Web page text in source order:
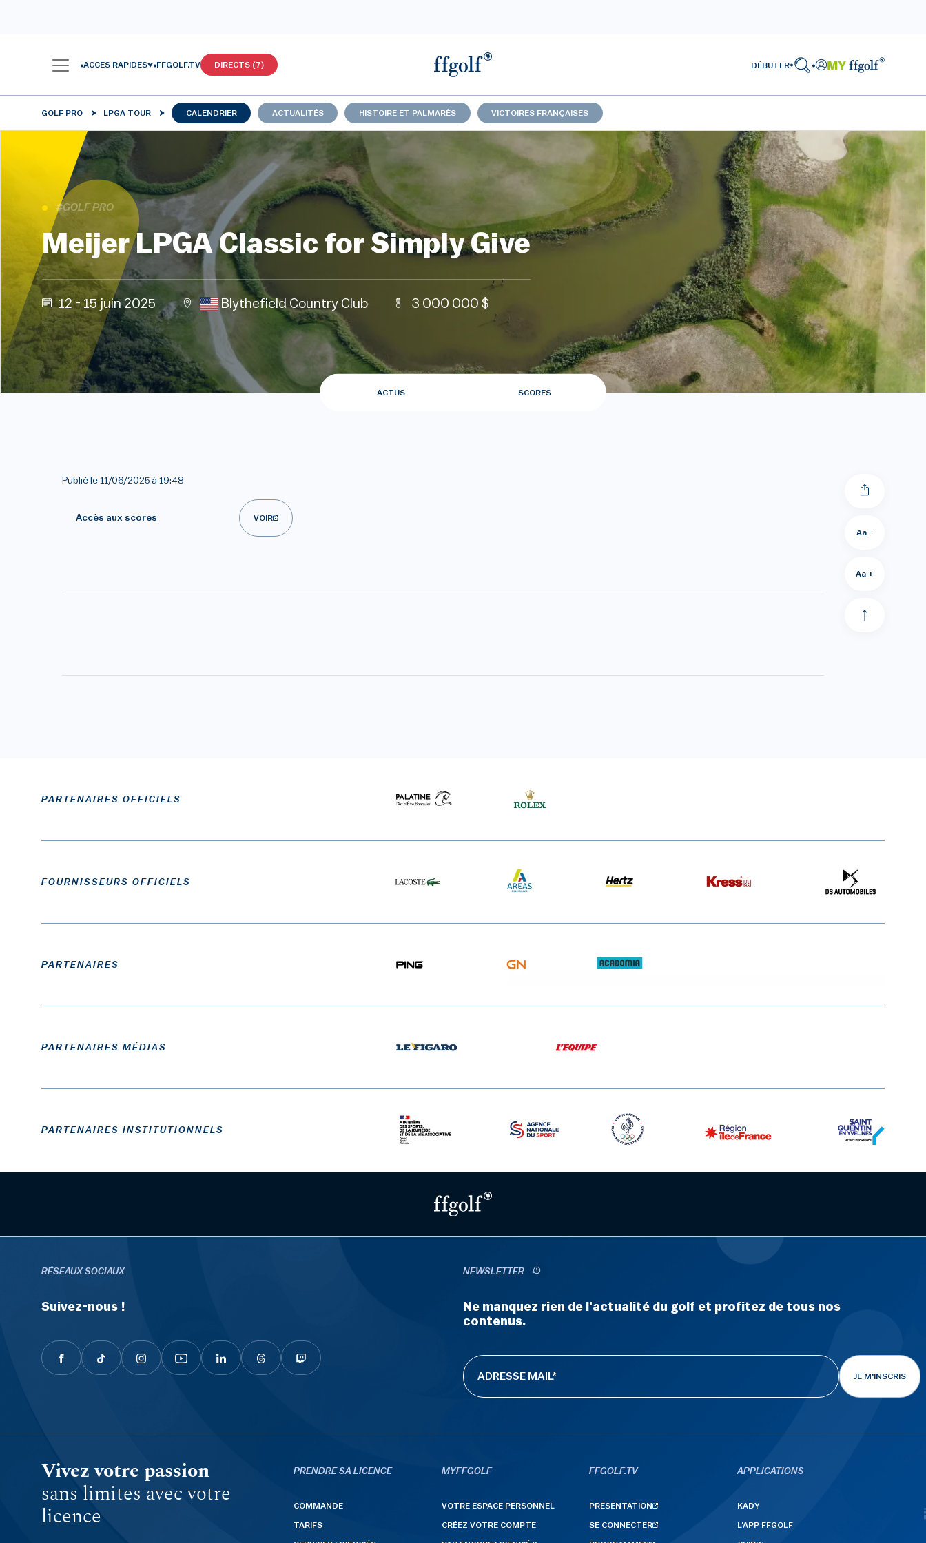
ACCÈS RAPIDES FFGOLF.TV DIRECTS (7) DÉBUTER
GOLF PRO LPGA TOUR CALENDRIER ACTUALITÉS HISTOIRE ET PALMARÈS VICTOIRES FRANÇAISES
#GOLF PRO
Meijer LPGA Classic for Simply Give
12 - 15 juin 2025 Blythefield Country Club 3 000 000 $
ACTUS SCORES
Publié le 11/06/2025 à 19:48
Accès aux scores
VOIR
Aa -
Aa +
PARTENAIRES OFFICIELS
FOURNISSEURS OFFICIELS
PARTENAIRES
PARTENAIRES MÉDIAS
PARTENAIRES INSTITUTIONNELS
RÉSEAUX SOCIAUX
Suivez-nous !
NEWSLETTER
Ne manquez rien de l'actualité du golf et profitez de tous nos
contenus.
JE M'INSCRIS
Vivez votre passion
sans limites avec votre
licence
PRENDRE SA LICENCE
COMMANDE
TARIFS
MYFFGOLF
VOTRE ESPACE PERSONNEL
CRÉEZ VOTRE COMPTE
FFGOLF.TV
PRÉSENTATION
SE CONNECTER
APPLICATIONS
KADY
L'APP FFGOLF